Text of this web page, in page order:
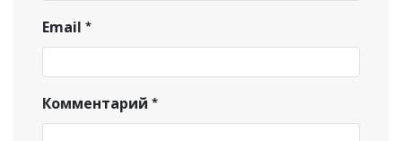
Email
Комментарий